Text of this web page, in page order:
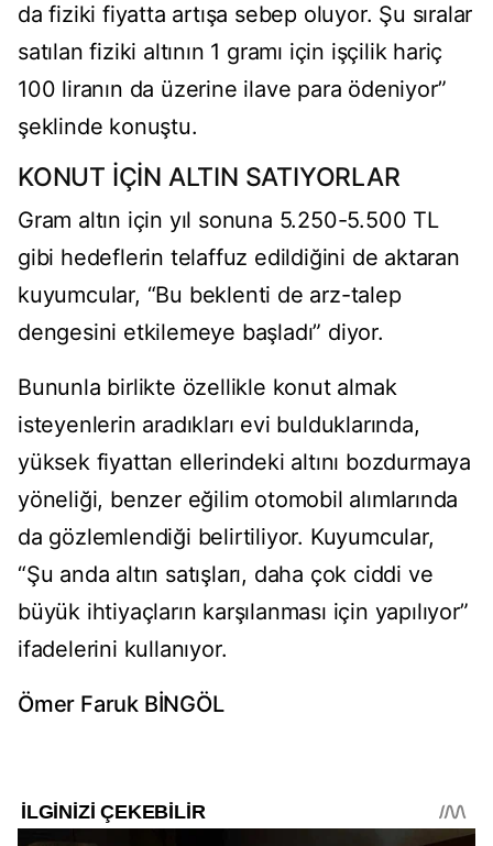
da fiziki fiyatta artışa sebep oluyor. Şu sıralar
satılan fiziki altının 1 gramı için işçilik hariç
100 liranın da üzerine ilave para ödeniyor”
şeklinde konuştu.
KONUT İÇİN ALTIN SATIYORLAR
Gram altın için yıl sonuna 5.250-5.500 TL
gibi hedeflerin telaffuz edildiğini de aktaran
kuyumcular, “Bu beklenti de arz-talep
dengesini etkilemeye başladı” diyor.
Bununla birlikte özellikle konut almak
isteyenlerin aradıkları evi bulduklarında,
yüksek fiyattan ellerindeki altını bozdurmaya
yöneliği, benzer eğilim otomobil alımlarında
da gözlemlendiği belirtiliyor. Kuyumcular,
“Şu anda altın satışları, daha çok ciddi ve
büyük ihtiyaçların karşılanması için yapılıyor”
ifadelerini kullanıyor.
Ömer Faruk BİNGÖL